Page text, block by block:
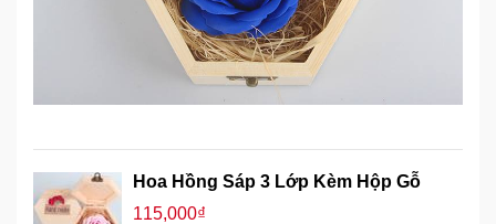
Hoa Hồng Sáp 3 Lớp Kèm Hộp Gỗ
115,000₫